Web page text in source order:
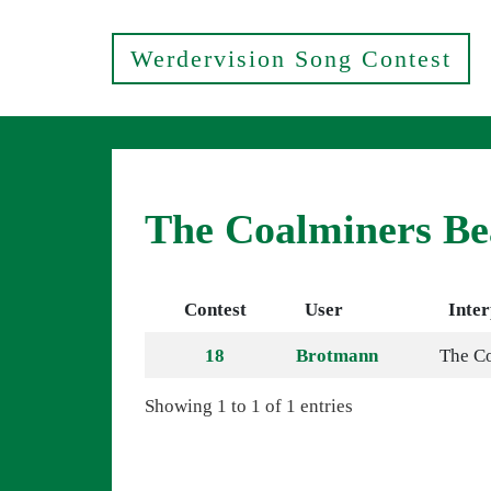
Werdervision Song Contest
The Coalminers
Contest User
18 Brotmann The
Showing 1 to 1 of 1 entries